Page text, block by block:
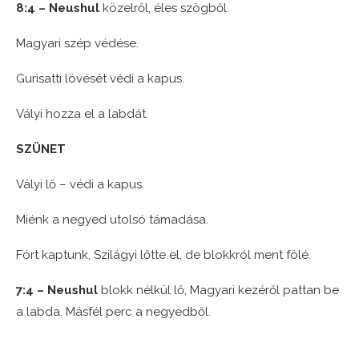
8:4 – Neushul közelről, éles szögből.
Magyari szép védése.
Gurisatti lövését védi a kapus.
Vályi hozza el a labdát.
SZÜNET
Vályi lő – védi a kapus.
Miénk a negyed utolsó támadása.
Fórt kaptunk, Szilágyi lőtte el, de blokkról ment fölé.
7:4 – Neushul blokk nélkül lő, Magyari kezéről pattan be
a labda. Másfél perc a negyedből.